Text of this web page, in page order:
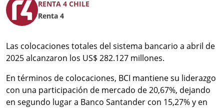
RENTA 4 CHILE
Renta 4
Las colocaciones totales del sistema bancario a abril de
2025 alcanzaron los US$ 282.127 millones.
En términos de colocaciones, BCI mantiene su liderazgo
con una participación de mercado de 20,67%, dejando
en segundo lugar a Banco Santander con 15,27% y en